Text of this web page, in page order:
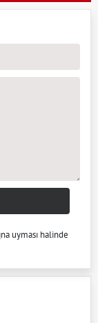
na uyması halinde